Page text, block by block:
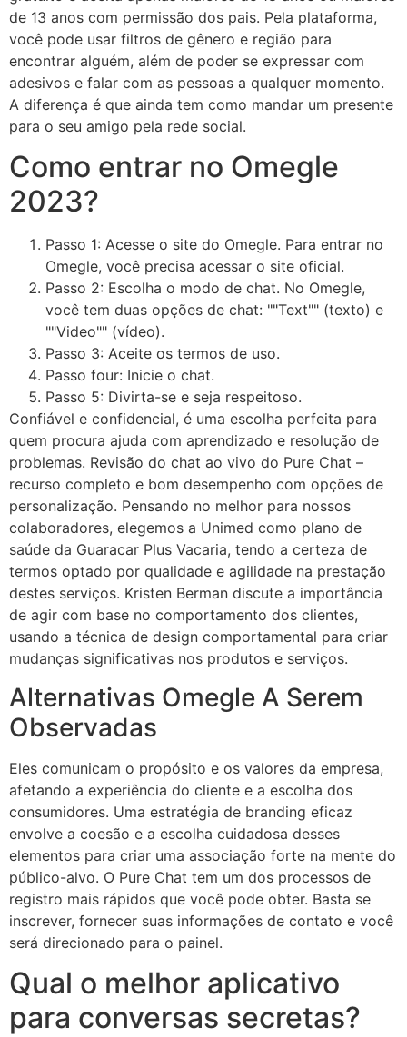
de 13 anos com permissão dos pais. Pela plataforma,
você pode usar filtros de gênero e região para
encontrar alguém, além de poder se expressar com
adesivos e falar com as pessoas a qualquer momento.
A diferença é que ainda tem como mandar um presente
para o seu amigo pela rede social.
Como entrar no Omegle
2023?
Passo 1: Acesse o site do Omegle. Para entrar no
Omegle, você precisa acessar o site oficial.
Passo 2: Escolha o modo de chat. No Omegle,
você tem duas opções de chat: ""Text"" (texto) e
""Video"" (vídeo).
Passo 3: Aceite os termos de uso.
Passo four: Inicie o chat.
Passo 5: Divirta-se e seja respeitoso.
Confiável e confidencial, é uma escolha perfeita para
quem procura ajuda com aprendizado e resolução de
problemas. Revisão do chat ao vivo do Pure Chat –
recurso completo e bom desempenho com opções de
personalização. Pensando no melhor para nossos
colaboradores, elegemos a Unimed como plano de
saúde da Guaracar Plus Vacaria, tendo a certeza de
termos optado por qualidade e agilidade na prestação
destes serviços. Kristen Berman discute a importância
de agir com base no comportamento dos clientes,
usando a técnica de design comportamental para criar
mudanças significativas nos produtos e serviços.
Alternativas Omegle A Serem
Observadas
Eles comunicam o propósito e os valores da empresa,
afetando a experiência do cliente e a escolha dos
consumidores. Uma estratégia de branding eficaz
envolve a coesão e a escolha cuidadosa desses
elementos para criar uma associação forte na mente do
público-alvo. O Pure Chat tem um dos processos de
registro mais rápidos que você pode obter. Basta se
inscrever, fornecer suas informações de contato e você
será direcionado para o painel.
Qual o melhor aplicativo
para conversas secretas?